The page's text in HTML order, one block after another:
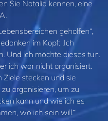
Sie Natalia kennen, eine
geholfen“,
im Kopf: ‚Ich
Und ich möchte dieses tun.
ich war nicht organisiert.
Ziele stecken und sie
organisieren, um zu
kann und wie ich es
wo ich sein will.“